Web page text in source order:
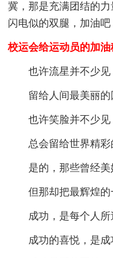
冀，那是充满团结的
闪电似的双腿，加油吧
校运会给运动员的加油
也许流星并不少见
留给人间最美丽的
也许笑脸并不少见
总会留给世界精彩
是的，那些曾经
但那却把最辉煌的
成功，是每个人所
成功的喜悦，是成